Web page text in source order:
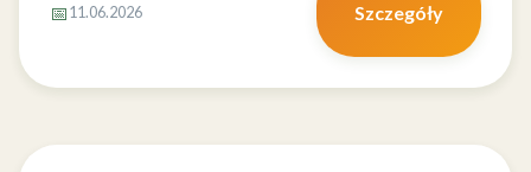
📅11.06.2026 Szczegóły